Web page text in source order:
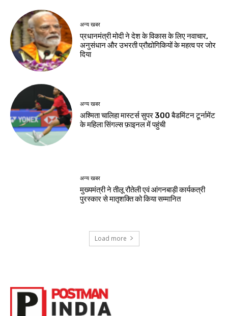
अन्य खबर
प्रधानमंत्री मोदी ने देश के विकास के लिए नवाचार,
अनुसंधान और उभरती प्रौद्योगिकियों के महत्व पर जोर
दिया
अन्य खबर
अश्मिता चालिहा मास्टर्स सुपर 300 बैडमिंटन टूर्नामेंट
के महिला सिंगल्स फ़ाइनल में पहुंची
अन्य खबर
मुख्यमंत्री ने तीलू रौतेली एवं आंगनबाड़ी कार्यकत्री
पुरस्कार से मातृशक्ति को किया सम्मानित
Load more